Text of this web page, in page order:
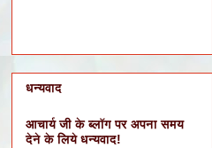
धन्यवाद
आचार्य जी के ब्लॉग पर अपना समय
देने के लिये धन्यवाद!